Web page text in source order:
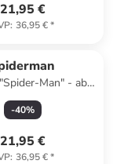
21,95 €
: 36,95 €*
Man" - ab 3
Jahren
-40%
21,95 €
: 36,95 €*